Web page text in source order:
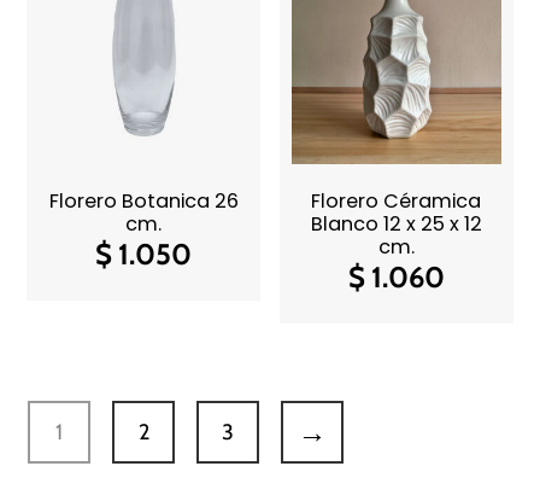
Florero Botanica 26
cm.
$ 1.050
Florero Céramica
Blanco 12 x 25 x 12
cm.
$1.060
1 2 3 →